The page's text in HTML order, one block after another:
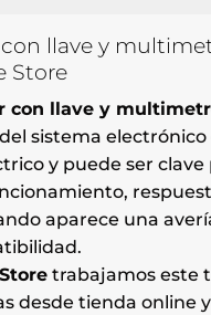
llave y
Store
con llave y
sistema electrónico
y puede ser clave
aparece una
trabajamos este
desde tienda online